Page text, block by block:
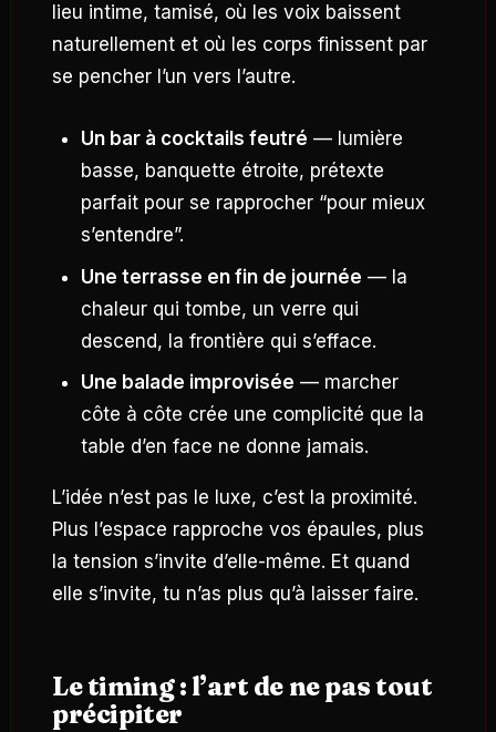
lieu intime, tamisé, où les voix baissent
naturellement et où les corps finissent par
se pencher l’un vers l’autre.
Un bar à cocktails feutré — lumière
basse, banquette étroite, prétexte
parfait pour se rapprocher “pour mieux
s’entendre”.
Une terrasse en fin de journée — la
chaleur qui tombe, un verre qui
descend, la frontière qui s’efface.
Une balade improvisée — marcher
côte à côte crée une complicité que la
table d’en face ne donne jamais.
L’idée n’est pas le luxe, c’est la proximité.
Plus l’espace rapproche vos épaules, plus
la tension s’invite d’elle-même. Et quand
elle s’invite, tu n’as plus qu’à laisser faire.
Le timing : l’art de ne pas tout
précipiter